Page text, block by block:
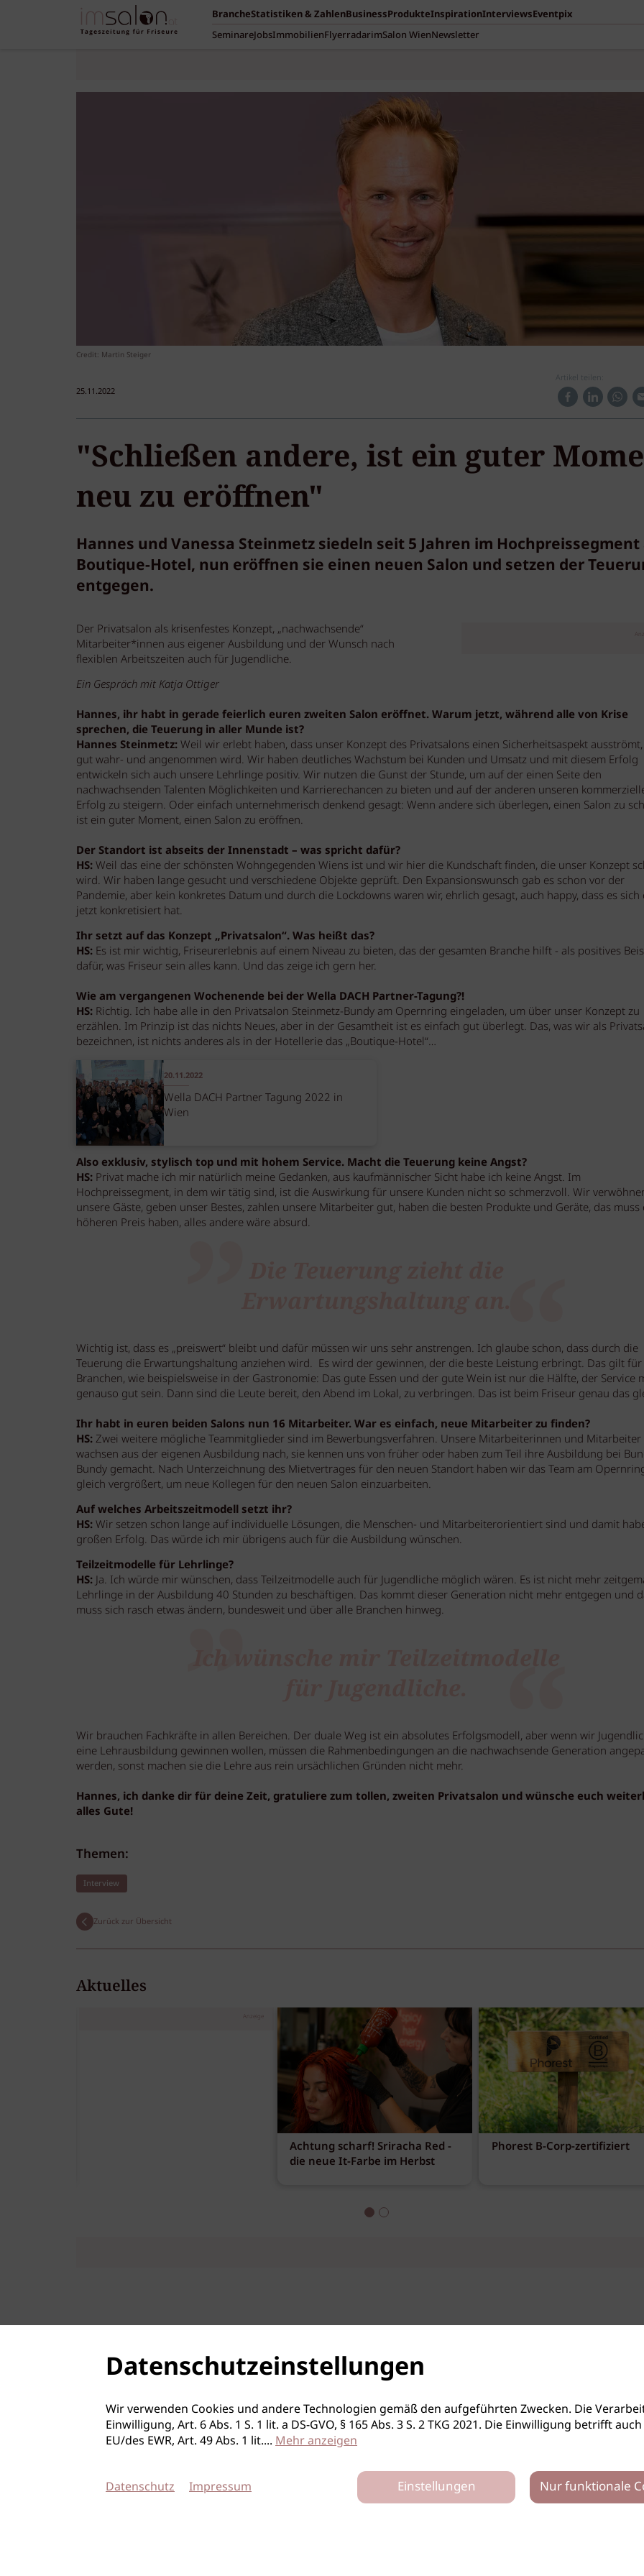
BrancheStatistiken & ZahlenBusinessProdukteInspirationInterviewsEventpix
SeminareJobsImmobilienFlyerradarimSalon WienNewsletter
Credit: Martin Steiger
25.11.2022
Artikel teilen:
"Schließen andere, ist ein guter
neu zu eröffnen"
Hannes und Vanessa Steinmetz siedeln seit 5 Jahren im Hochpreissegment
Boutique-Hotel, nun eröffnen sie einen neuen Salon und setzen der
entgegen.
Der Privatsalon als krisenfestes Konzept, „nachwachsende“
Mitarbeiter*innen aus eigener Ausbildung und der Wunsch nach
flexiblen Arbeitszeiten auch für Jugendliche.
Ein Gespräch mit Katja Ottiger
Hannes, ihr habt in gerade feierlich euren zweiten Salon eröffnet. Warum jetzt, während alle von Krise
sprechen, die Teuerung in aller Munde ist?
Hannes Steinmetz: Weil wir erlebt haben, dass unser Konzept des Privatsalons einen Sicherheitsaspekt
gut wahr- und angenommen wird. Wir haben deutliches Wachstum bei Kunden und Umsatz und mit diesem Erfolg
entwickeln sich auch unsere Lehrlinge positiv. Wir nutzen die Gunst der Stunde, um auf der einen Seite den
nachwachsenden Talenten Möglichkeiten und Karrierechancen zu bieten und auf der anderen unseren
Erfolg zu steigern. Oder einfach unternehmerisch denkend gesagt: Wenn andere sich überlegen, einen Salon zu
ist ein guter Moment, einen Salon zu eröffnen.
Der Standort ist abseits der Innenstadt – was spricht dafür?
HS: Weil das eine der schönsten Wohngegenden Wiens ist und wir hier die Kundschaft finden, die unser Konzept
wird. Wir haben lange gesucht und verschiedene Objekte geprüft. Den Expansionswunsch gab es schon vor der
Pandemie, aber kein konkretes Datum und durch die Lockdowns waren wir, ehrlich gesagt, auch happy, dass es sich
jetzt konkretisiert hat.
Ihr setzt auf das Konzept „Privatsalon“. Was heißt das?
HS: Es ist mir wichtig, Friseurerlebnis auf einem Niveau zu bieten, das der gesamten Branche hilft - als positives
dafür, was Friseur sein alles kann. Und das zeige ich gern her.
Wie am vergangenen Wochenende bei der Wella DACH Partner-Tagung?!
HS: Richtig. Ich habe alle in den Privatsalon Steinmetz-Bundy am Opernring eingeladen, um über unser Konzept zu
erzählen. Im Prinzip ist das nichts Neues, aber in der Gesamtheit ist es einfach gut überlegt. Das, was wir als
bezeichnen, ist nichts anderes als in der Hotellerie das „Boutique-Hotel“…
20.11.2022
Wella DACH Partner Tagung 2022 in
Wien
Also exklusiv, stylisch top und mit hohem Service. Macht die Teuerung keine Angst?
HS: Privat mache ich mir natürlich meine Gedanken, aus kaufmännischer Sicht habe ich keine Angst. Im
Hochpreissegment, in dem wir tätig sind, ist die Auswirkung für unsere Kunden nicht so schmerzvoll. Wir
unsere Gäste, geben unser Bestes, zahlen unsere Mitarbeiter gut, haben die besten Produkte und Geräte, das muss
höheren Preis haben, alles andere wäre absurd.
Wichtig ist, dass es „preiswert“ bleibt und dafür müssen wir uns sehr anstrengen. Ich glaube schon, dass durch die
Teuerung die Erwartungshaltung anziehen wird. Es wird der gewinnen, der die beste Leistung erbringt. Das gilt
Branchen, wie beispielsweise in der Gastronomie: Das gute Essen und der gute Wein ist nur die Hälfte, der Service
genauso gut sein. Dann sind die Leute bereit, den Abend im Lokal, zu verbringen. Das ist beim Friseur genau das
Ihr habt in euren beiden Salons nun 16 Mitarbeiter. War es einfach, neue Mitarbeiter zu finden?
HS: Zwei weitere mögliche Teammitglieder sind im Bewerbungsverfahren. Unsere Mitarbeiterinnen und Mitarbeiter
wachsen aus der eigenen Ausbildung nach, sie kennen uns von früher oder haben zum Teil ihre Ausbildung bei
Bundy gemacht. Nach Unterzeichnung des Mietvertrages für den neuen Standort haben wir das Team am
gleich vergrößert, um neue Kollegen für den neuen Salon einzuarbeiten.
Auf welches Arbeitszeitmodell setzt ihr?
HS: Wir setzen schon lange auf individuelle Lösungen, die Menschen- und Mitarbeiterorientiert sind und damit
großen Erfolg. Das würde ich mir übrigens auch für die Ausbildung wünschen.
Teilzeitmodelle für Lehrlinge?
HS:Ja. Ich würde mir wünschen, dass Teilzeitmodelle auch für Jugendliche möglich wären. Es ist nicht mehr
Lehrlinge in der Ausbildung 40 Stunden zu beschäftigen. Das kommt dieser Generation nicht mehr entgegen und
muss sich rasch etwas ändern, bundesweit und über alle Branchen hinweg.
Wir brauchen Fachkräfte in allen Bereichen. Der duale Weg ist ein absolutes Erfolgsmodell, aber wenn wir
eine Lehrausbildung gewinnen wollen, müssen die Rahmenbedingungen an die nachwachsende Generation
werden, sonst machen sie die Lehre aus rein ursächlichen Gründen nicht mehr.
Hannes, ich danke dir für deine Zeit, gratuliere zum tollen, zweiten Privatsalon und wünsche euch
alles Gute!
Themen:
Interview
Zurück zur Übersicht
Aktuelles
Anzeige
Achtung scharf! Sriracha Red -
die neue It-Farbe im Herbst
Phorest B-Corp-zertifiziert
Datenschutzeinstellungen
Wir verwenden Cookies und andere Technologien gemäß den aufgeführten Zwecken. Die
Einwilligung, Art. 6 Abs. 1 S. 1 lit. a DS-GVO, § 165 Abs. 3 S. 2 TKG 2021. Die Einwilligung betrifft
EU/des EWR, Art. 49 Abs. 1 lit.... Mehr anzeigen
Datenschutz Impressum Einstellungen Nur funktionale